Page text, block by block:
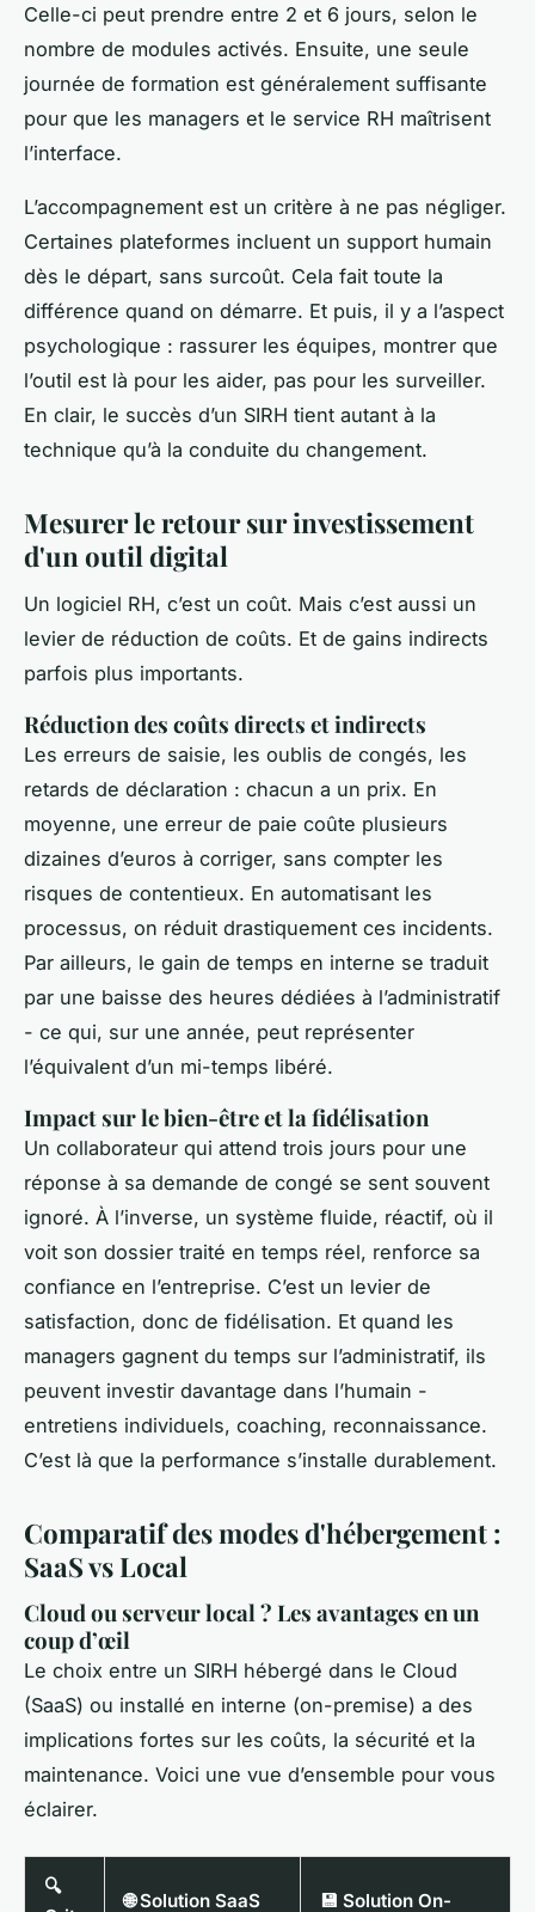
Celle-ci peut prendre entre 2 et 6 jours, selon le
nombre de modules activés. Ensuite, une seule
journée de formation est généralement suffisante
pour que les managers et le service RH maîtrisent
l’interface.
L’accompagnement est un critère à ne pas négliger.
Certaines plateformes incluent un support humain
dès le départ, sans surcoût. Cela fait toute la
différence quand on démarre. Et puis, il y a l’aspect
psychologique : rassurer les équipes, montrer que
l’outil est là pour les aider, pas pour les surveiller.
En clair, le succès d’un SIRH tient autant à la
technique qu’à la conduite du changement.
Mesurer le retour sur investissement
d'un outil digital
Un logiciel RH, c’est un coût. Mais c’est aussi un
levier de réduction de coûts. Et de gains indirects
parfois plus importants.
Réduction des coûts directs et indirects
Les erreurs de saisie, les oublis de congés, les
retards de déclaration : chacun a un prix. En
moyenne, une erreur de paie coûte plusieurs
dizaines d’euros à corriger, sans compter les
risques de contentieux. En automatisant les
processus, on réduit drastiquement ces incidents.
Par ailleurs, le gain de temps en interne se traduit
par une baisse des heures dédiées à l’administratif
- ce qui, sur une année, peut représenter
l’équivalent d’un mi-temps libéré.
Impact sur le bien-être et la fidélisation
Un collaborateur qui attend trois jours pour une
réponse à sa demande de congé se sent souvent
ignoré. À l’inverse, un système fluide, réactif, où il
voit son dossier traité en temps réel, renforce sa
confiance en l’entreprise. C’est un levier de
satisfaction, donc de fidélisation. Et quand les
managers gagnent du temps sur l’administratif, ils
peuvent investir davantage dans l’humain -
entretiens individuels, coaching, reconnaissance.
C’est là que la performance s’installe durablement.
Comparatif des modes d'hébergement :
SaaS vs Local
Cloud ou serveur local ? Les avantages en un
coup d’œil
Le choix entre un SIRH hébergé dans le Cloud
(SaaS) ou installé en interne (on-premise) a des
implications fortes sur les coûts, la sécurité et la
maintenance. Voici une vue d’ensemble pour vous
éclairer.
🔍
🌐 Solution SaaS 💾 Solution On-